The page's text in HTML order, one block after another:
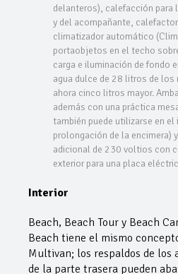
delanteros), calefacción
y del acompañante,
climatizador automático
portaobjetos en el techo
carga e iluminación de fondo
agua dulce de 28 litros de
ahora cinco litros mayor.
además con una práctica
también puede utilizarse en
prolongación de la encimera)
adicional de 230 voltios con
exterior para una placa
Interior
Beach, Beach Tour y Beach
Beach tiene el mismo
Multivan; los respaldos de los
de la parte trasera pueden